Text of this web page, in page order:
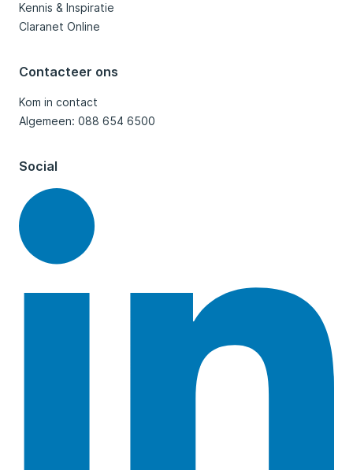
Kennis & Inspiratie
Claranet Online
Contacteer ons
Kom in contact
Algemeen: 088 654 6500
Social